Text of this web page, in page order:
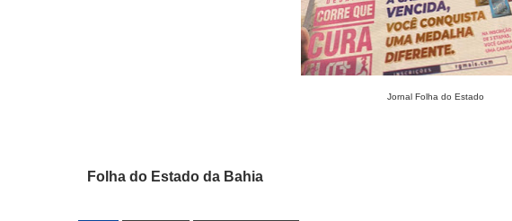
Jornal Folha do Estado
Folha do Estado da Bahia